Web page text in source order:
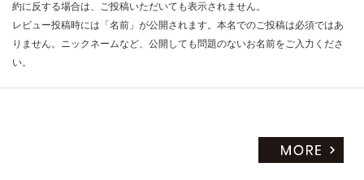
約に反する場合は、ご投稿いただいても表示されません。
レビュー投稿時には「名前」が公開されます。本名でのご投稿は必須ではあ
りません。ニックネームなど、公開しても問題のないお名前をご入力くださ
い。